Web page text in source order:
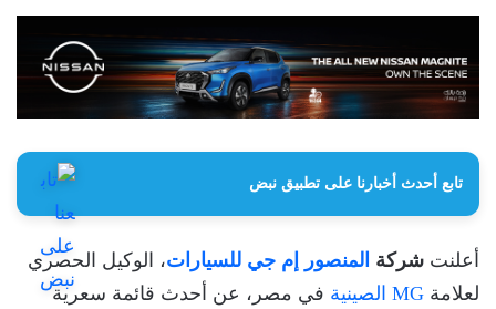
تابع أحدث أخبارنا على تطبيق نبض
أعلنت شركة المنصور إم جي للسيارات، الوكيل الحصري
لعلامة MG الصينية
في مصر، عن أحدث قائمة سعرية